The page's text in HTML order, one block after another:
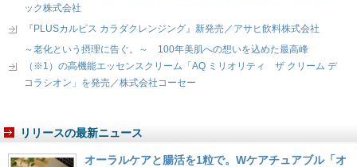
ック株式会社
『PLUSカルピス カラダクレンジング』新発売／アサヒ飲料株式会社
～老化という摂理に告ぐ。～ 100年美肌への想いを込めた最高峰
（※1）の高機能エッセンスクリーム「AQ ミリオリティ ザ クリーム デ
コラシオン」を発売／株式会社コーセー
リリースの最新ニュース
オーラルケアと腸活を1粒で。Wケアチュアブル「オ